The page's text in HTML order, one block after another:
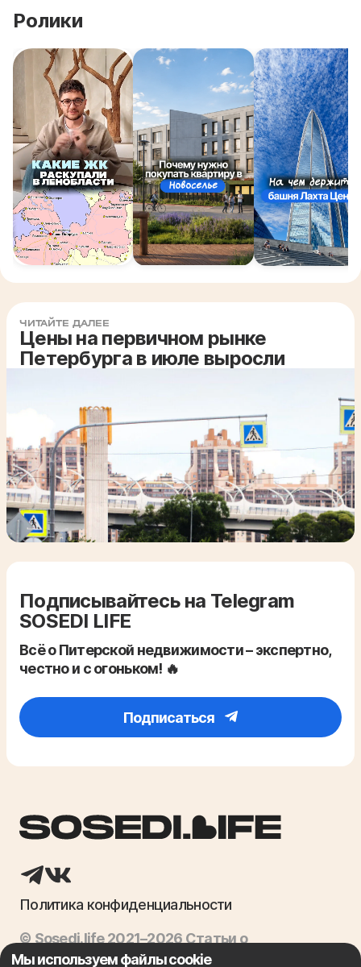
Ролики
ЧИТАЙТЕ ДАЛЕЕ
Цены на первичном рынке
Петербурга в июле выросли
Подписывайтесь на Telegram
SOSEDI LIFE
Всё о Питерской недвижимости – экспертно,
честно и с огоньком! 🔥
Подписаться
Политика конфиденциальности
© Sosedi.life 2021–2026 Статьи о
недвижимости, ипотека, продажа квартир
Мы используем файлы cookie